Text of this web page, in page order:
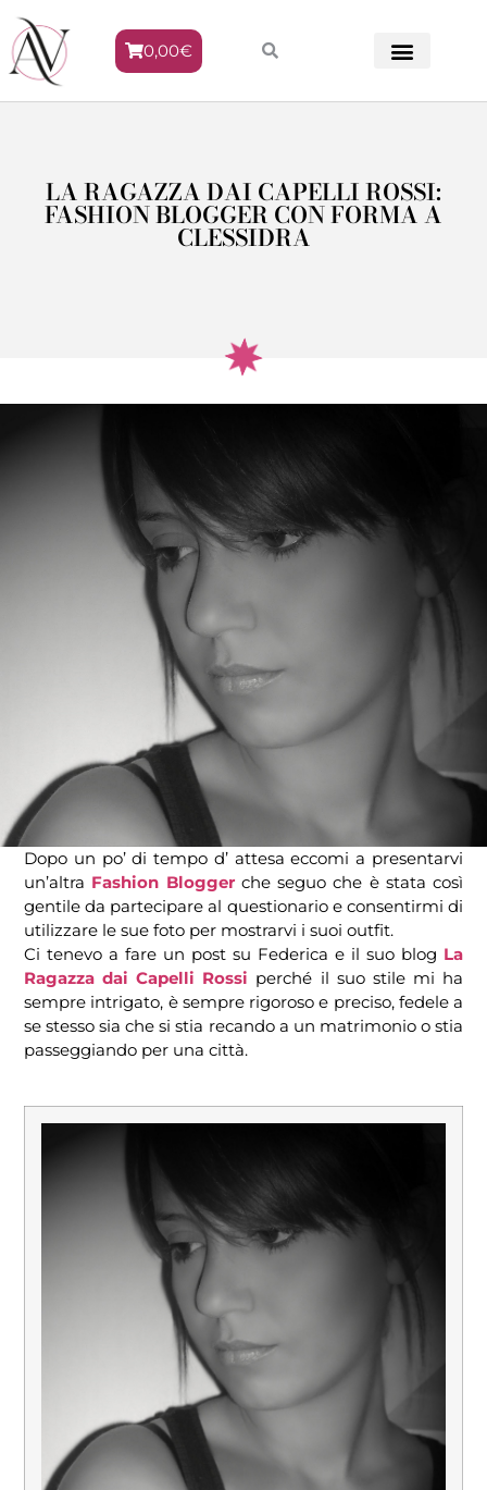
0,00€
LA RAGAZZA DAI CAPELLI ROSSI:
FASHION BLOGGER CON FORMA A
CLESSIDRA
Dopo un po’ di tempo d’ attesa eccomi a presentarvi
un’altra Fashion Bloggerche seguo che è stata così
gentile da partecipare al questionario e consentirmi di
utilizzare le sue foto per mostrarvi i suoi outfit.
Ci tenevo a fare un post su Federica e il suo blog La
Ragazza dai Capelli Rossi perché il suo stile mi ha
sempre intrigato, è sempre rigoroso e preciso, fedele a
se stesso sia che si stia recando a un matrimonio o stia
passeggiando per una città.